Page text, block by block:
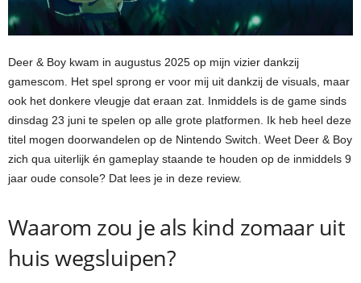
Deer & Boy kwam in augustus 2025 op mijn vizier dankzij
gamescom. Het spel sprong er voor mij uit dankzij de visuals, maar
ook het donkere vleugje dat eraan zat. Inmiddels is de game sinds
dinsdag 23 juni te spelen op alle grote platformen. Ik heb heel deze
titel mogen doorwandelen op de Nintendo Switch. Weet Deer & Boy
zich qua uiterlijk én gameplay staande te houden op de inmiddels 9
jaar oude console? Dat lees je in deze review.
Waarom zou je als kind zomaar uit
huis wegsluipen?